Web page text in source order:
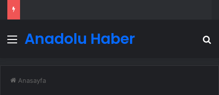
Menü
Anadolu Haber
Anasayfa